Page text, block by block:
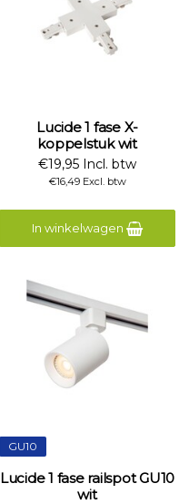
Lucide 1 fase X-
koppelstuk wit
€19,95 Incl. btw
€16,49 Excl. btw
In winkelwagen
GU10
Lucide 1 fase railspot GU10
wit